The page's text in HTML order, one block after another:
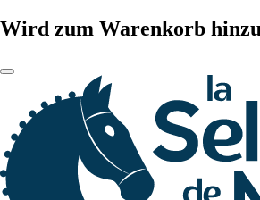
Wird zum Warenkorb